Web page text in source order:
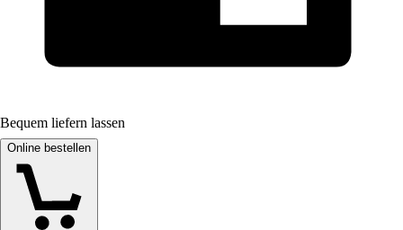
Bequem liefern lassen
Online bestellen